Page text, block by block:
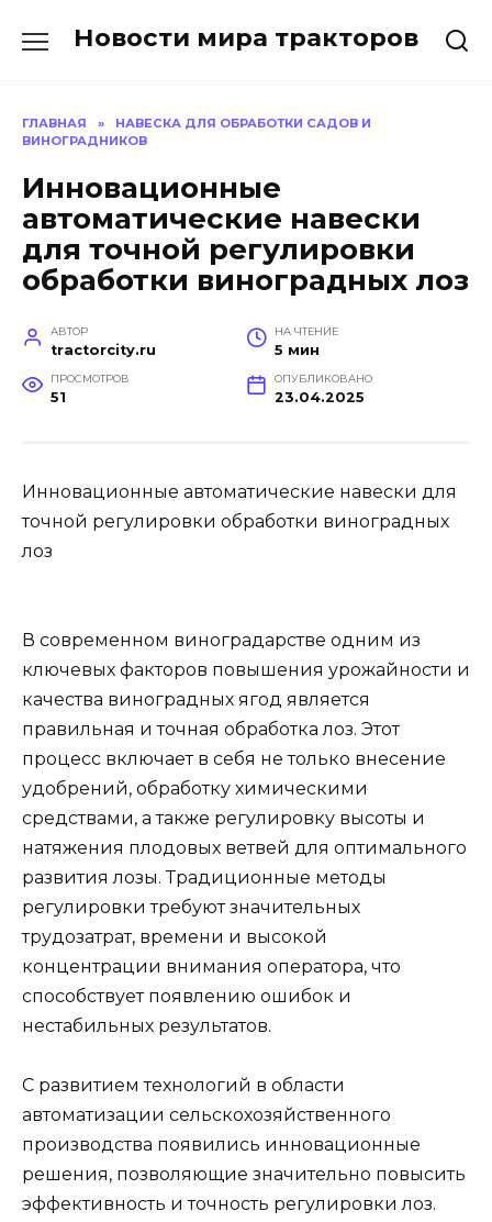
Новости мира тракторов
ГЛАВНАЯ »
НАВЕСКА ДЛЯ ОБРАБОТКИ САДОВ И
ВИНОГРАДНИКОВ
Инновационные
автоматические навески
для точной регулировки
обработки виноградных лоз
АВТОР
tractorcity.ru
НА ЧТЕНИЕ
5 мин
ПРОСМОТРОВ
51
ОПУБЛИКОВАНО
23.04.2025
Инновационные автоматические навески для
точной регулировки обработки виноградных
лоз
В современном виноградарстве одним из
ключевых факторов повышения урожайности и
качества виноградных ягод является
правильная и точная обработка лоз. Этот
процесс включает в себя не только внесение
удобрений, обработку химическими
средствами, а также регулировку высоты и
натяжения плодовых ветвей для оптимального
развития лозы. Традиционные методы
регулировки требуют значительных
трудозатрат, времени и высокой
концентрации внимания оператора, что
способствует появлению ошибок и
нестабильных результатов.
С развитием технологий в области
автоматизации сельскохозяйственного
производства появились инновационные
решения, позволяющие значительно повысить
эффективность и точность регулировки лоз.